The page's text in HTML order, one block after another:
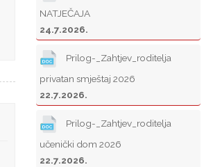
NATJEČAJA
24.7.2026.
Prilog-_Zahtjev_roditelja
privatan smještaj 2026
22.7.2026.
Prilog-_Zahtjev_roditelja
učenički dom 2026
22.7.2026.